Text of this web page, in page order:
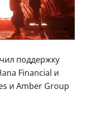
поддержку
Financial и
и Amber Group